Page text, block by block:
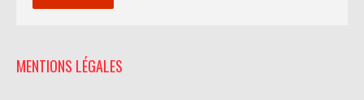
MENTIONS LÉGALES